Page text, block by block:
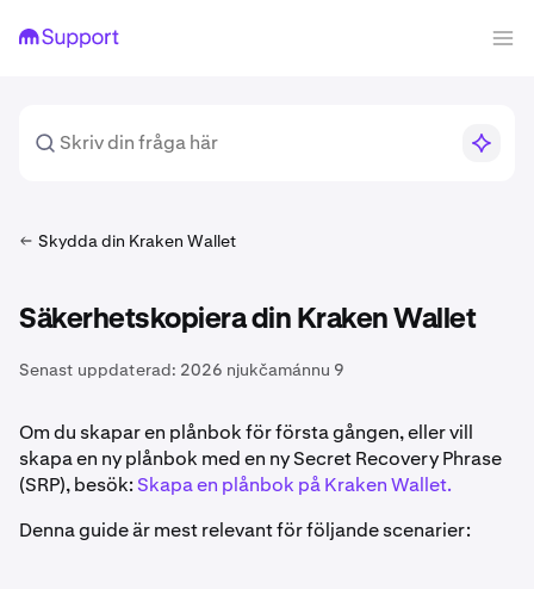
Skydda din Kraken Wallet
Säkerhetskopiera din Kraken Wallet
Senast uppdaterad: 2026 njukčamánnu 9
Om du skapar en plånbok för första gången, eller vill
skapa en ny plånbok med en ny Secret Recovery Phrase
(SRP), besök: Skapa en plånbok på Kraken Wallet.
Denna guide är mest relevant för följande scenarier: